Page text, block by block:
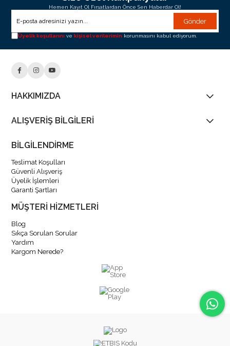
Hemen Kayıt Ol Fırsatlardan Önce Sen Haberdar Ol!
Gönder
Üyelik koşullarını vekişisel verilerimin korunmasını kabul ediyorum.
HAKKIMIZDA
ALIŞVERİŞ BİLGİLERİ
BİLGİLENDİRME
Teslimat Koşulları
Güvenli Alışveriş
Üyelik İşlemleri
Garanti Şartları
MÜŞTERİ HİZMETLERİ
Blog
Sıkça Sorulan Sorular
Yardım
Kargom Nerede?